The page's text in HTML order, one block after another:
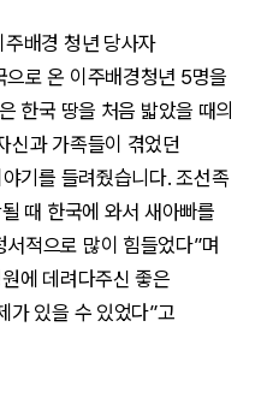
배경 청년 당사자
로 온 이주배경청년 5명을
한국 땅을 처음 밟았을 때의
신과 가족들이 겪었던
기를 들려줬습니다. 조선족
때 한국에 와서 새아빠를
적으로 많이 힘들었다”며
에 데려다주신 좋은
가 있을 수 있었다”고